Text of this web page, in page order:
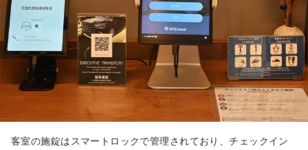
客室の施錠はスマートロックで管理されており、チェックイン